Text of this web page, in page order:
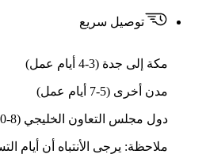
توصيل سريع
مكة إلى جدة (3-4 أيام عمل)
مدن أخرى (5-7 أيام عمل)
دول مجلس التعاون الخليجي (8-10 أيام عمل)
ملاحظة: يرجى الأنتباه أن أيام